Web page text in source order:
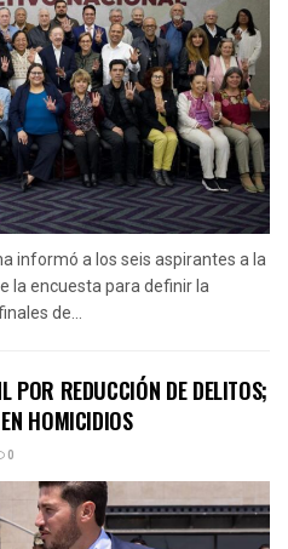
informó a los seis aspirantes a la
la encuesta para definir la
de...
POR REDUCCIÓN DE DELITOS;
HOMICIDIOS
0